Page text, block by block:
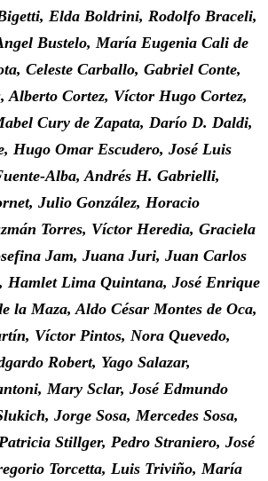
Elda Boldrini, Rodolfo Braceli,
Bustelo, María Eugenia Cali de
Celeste Carballo, Gabriel Conte,
Alberto Cortez, Víctor Hugo Cortez,
Cury de Zapata, Darío D. Daldi,
Hugo Omar Escudero, José Luis
Alba, Andrés H. Gabrielli,
Julio González, Horacio
Torres, Víctor Heredia, Graciela
Jam, Juana Juri, Juan Carlos
Hamlet Lima Quintana, José Enrique
la Maza, Aldo César Montes de Oca,
Víctor Pintos, Nora Quevedo,
Robert, Yago Salazar,
Mary Sclar, José Edmundo
Jorge Sosa, Mercedes Sosa,
Stillger, Pedro Straniero, José
Torcetta, Luis Triviño, María